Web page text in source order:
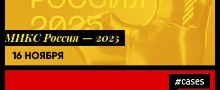
МИКС Россия — 2025
16 НОЯБРЯ
#cases